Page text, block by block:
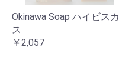
Okinawa Soap ハイビスカ
ス
￥2,057